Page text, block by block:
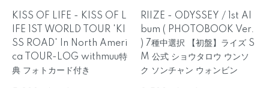
KISS OF LIFE - KISS OF L
IFE 1ST WORLD TOUR 'KI
SS ROAD' In North Ameri
ca TOUR-LOG withmuu特
典 フォトカード付き
RIIZE - ODYSSEY / 1st Al
bum ( PHOTOBOOK Ver.
) 7種中選択 【初盤】ライズ S
M 公式 ショウタロウ ウンソ
ク ソンチャン ウォンビン